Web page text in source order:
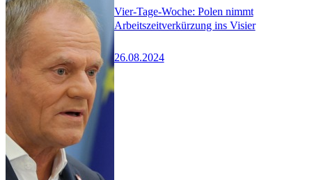
Vier-Tage-Woche: Polen nimmt
Arbeitszeitverkürzung ins Visier
26.08.2024